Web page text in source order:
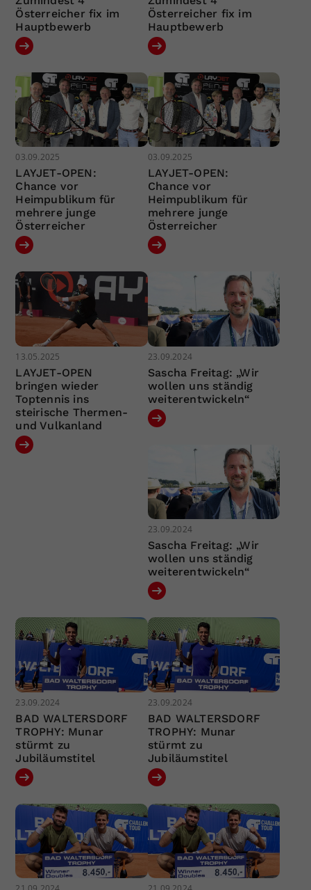
Österreicher fix im
Hauptbewerb
Österreicher fix im
Hauptbewerb
03.09.2025
LAYJET-OPEN:
Chance vor
Heimpublikum für
mehrere junge
Österreicher
03.09.2025
LAYJET-OPEN:
Chance vor
Heimpublikum für
mehrere junge
Österreicher
13.05.2025
LAYJET-OPEN
bringen wieder
Toptennis ins
steirische Thermen-
und Vulkanland
23.09.2024
Sascha Freitag: „Wir
wollen uns ständig
weiterentwickeln“
23.09.2024
Sascha Freitag: „Wir
wollen uns ständig
weiterentwickeln“
23.09.2024
BAD WALTERSDORF
TROPHY: Munar
stürmt zu
Jubiläumstitel
23.09.2024
BAD WALTERSDORF
TROPHY: Munar
stürmt zu
Jubiläumstitel